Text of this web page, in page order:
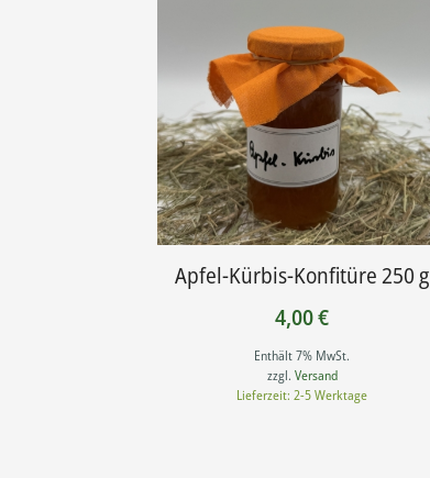
Apfel-Kürbis-Konfitüre 250 g
4,00€
Enthält 7% MwSt.
zzgl. Versand
Lieferzeit: 2-5 Werktage